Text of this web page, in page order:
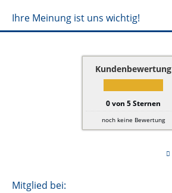
Ihre Meinung ist uns wichtig!
Kundenbewertung
0von 5Sternen
noch keine Bewertung
Mitglied bei: